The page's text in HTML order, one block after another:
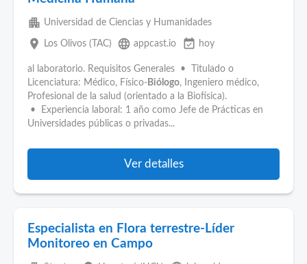
apartment Universidad de Ciencias y Humanidades
place Los Olivos (TAC) language appcast.io event_available hoy
al laboratorio. Requisitos Generales • Titulado o
Licenciatura: Médico, Físico‑ Biólogo, Ingeniero médico,
Profesional de la salud (orientado a la Biofísica).
• Experiencia laboral: 1 año como Jefe de Prácticas en
Universidades públicas o privadas...
Ver detalles
Especialista en Flora terrestre-Líder
Monitoreo en Campo